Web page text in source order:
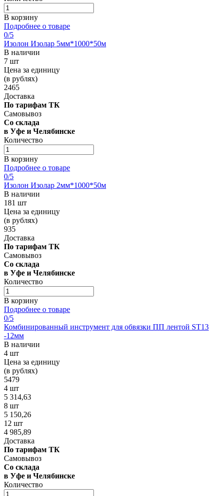
В корзину
Подробнее о товаре
0/5
Изолон Изолар 5мм*1000*50м
В наличии
7 шт
Цена за единицу
(в рублях)
2465
Доставка
По тарифам ТК
Самовывоз
Со склада
в Уфе и Челябинске
Количество
В корзину
Подробнее о товаре
0/5
Изолон Изолар 2мм*1000*50м
В наличии
181 шт
Цена за единицу
(в рублях)
935
Доставка
По тарифам ТК
Самовывоз
Со склада
в Уфе и Челябинске
Количество
В корзину
Подробнее о товаре
0/5
Комбинированный инструмент для обвязки ПП лентой ST13
-12мм
В наличии
4 шт
Цена за единицу
(в рублях)
5479
4 шт
5 314,63
8 шт
5 150,26
12 шт
4 985,89
Доставка
По тарифам ТК
Самовывоз
Со склада
в Уфе и Челябинске
Количество